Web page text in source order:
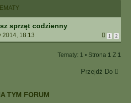
sprzęt codzienny
2014, 18:13 1 2
Tematy: 1 • Strona 1 Z 1
Przejdź Do
TYM FORUM